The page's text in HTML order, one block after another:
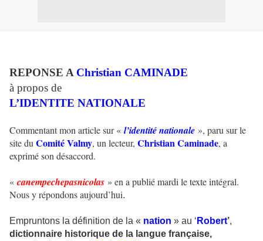
REPONSE A Christian CAMINADE
à propos de
L’IDENTITE NATIONALE
Commentant mon article sur « l’identité nationale », paru sur le
site du Comité Valmy, un lecteur, Christian Caminade, a
exprimé son désaccord.
« canempechepasnicolas » en a publié mardi le texte intégral.
Nous y répondons aujourd’hui.
Empruntons la définition de la « nation » au ‘ Robert’,
dictionnaire historique de la langue française,